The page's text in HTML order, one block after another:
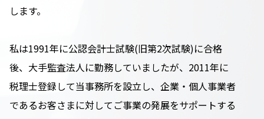
します。
私は1991年に公認会計士試験(旧第2次試験)に合格
後、大手監査法人に勤務していましたが、2011年に
税理士登録して当事務所を設立し、企業・個人事業者
であるお客さまに対してご事業の発展をサポートする